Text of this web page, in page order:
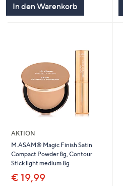
In den Warenkorb
AKTION
M.ASAM® Magic Finish Satin
Compact Powder 8g, Contour
Stick light medium 8g
€ 19,99